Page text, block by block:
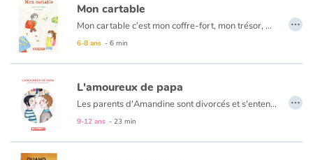
Les animaux
Voyage, épopée, enquête, aventure
Autour du monde
Apprentissage
Mon cartable
Mon cartable c’est mon coffre-fort, mon trésor, mon territoire. Au milieu des cahiers, des livres et une trousse, il y a des trucs, des choses, des bouts de chez moi, l’odeur de la cour et les petits mots de Louna. Mais depuis le jour de la Grosse Dispute, tout est différent. Un texte délicat pour aborder le divorce dans la vie quotidienne d’un enfant.
6-8 ans - 6 min
…
L'amoureux de papa
Les parents d'Amandine sont divorcés et s'entendent très bien. Tout est à sa place dans la vie de la petite fille. Mais un jour son père lui présente son amoureux qui n'est d'autre que Jean, l'instituteur de sa fille. Amandine a bien du mal à accepter l'homosexualité de son père. Pendant un temps, son père choisit de rompre sa relation avec Jean pour ne pas entraver sa relation avec sa fille. Mais grâce à ses copains et à sa mère, Amandine va finir par comprendre : «C'est de l'amour tout ça, juste de l'amour». Et elle va, à l'aide de ses copains provoquer une rencontre entre son père et Jean pour qu'ils renouent leur relation.
9-12 ans - 23 min
…